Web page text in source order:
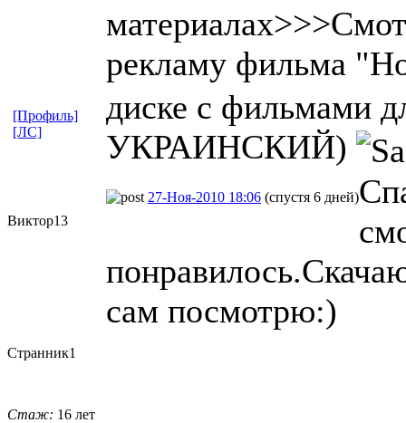
рекламу фильма
диске с фильмами
УКРАИНСКИЙ)
[Профиль]
[ЛС]
Виктор13
27-Ноя-2010 18:06 (спустя 6 дней)
сам посмотрю:)
Странник1
Стаж: 16 лет